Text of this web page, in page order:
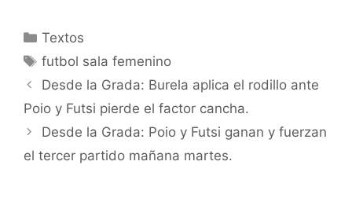
Categorías
Textos
Etiquetas
futbol sala femenino
Navegación
de
entradas
Desde la Grada: Burela aplica el rodillo ante
Poio y Futsi pierde el factor cancha.
Desde la Grada: Poio y Futsi ganan y fuerzan
el tercer partido mañana martes.